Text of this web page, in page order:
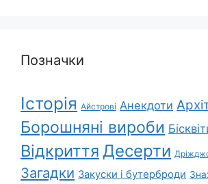
Позначки
Історія Айстрові Анекдоти
Борошняні вироби
Відкриття Десерти
Загадки Закуски і бутерброди